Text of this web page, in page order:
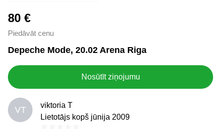
80 €
Piedāvāt cenu
Depeche Mode, 20.02 Arena Riga
Nosūtīt ziņojumu
VT
viktoria T
Lietotājs kopš jūnija 2009